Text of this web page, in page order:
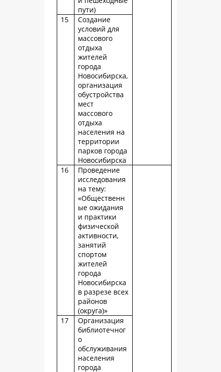
пути)
15
Создание
условий для
массового
отдыха
жителей
города
Новосибирска,
организация
обустройства
мест
массового
отдыха
населения на
территории
парков города
Новосибирска
16
Проведение
исследования
на тему:
«Общественн
ые ожидания
и практики
физической
активности,
занятий
спортом
жителей
города
Новосибирска
в разрезе всех
районов
(округа)»
17
Организация
библиотечног
о
обслуживания
населения
города